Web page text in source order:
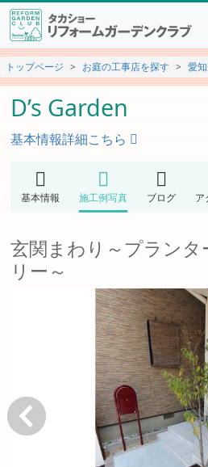
トップページ お庭の工事店を探す 愛
D’s Garden
基本情報詳細こちら
基本情報 施工例写真 ブログ ア
玄関まわり～プラン
リー～